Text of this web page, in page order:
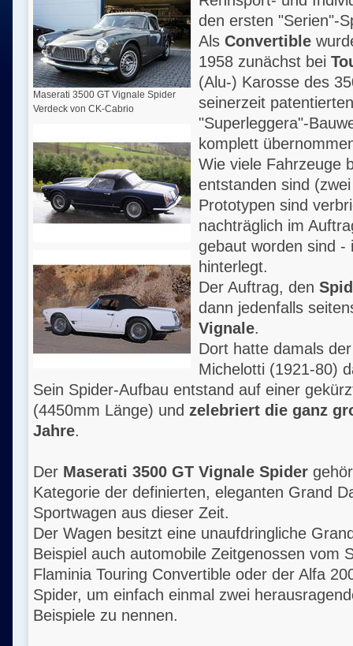
Maserati 3500 GT Vignale Spider
Verdeck von CK-Cabrio
den ersten "Serien"-
Als Convertible
1958 zunächst bei
(Alu-) Karosse des
seinerzeit
"Superleggera"-
komplett
Wie viele Fahrzeuge
entstanden sind
Prototypen sind
nachträglich im
gebaut worden sind -
hinterlegt.
Der Auftrag, den
dann jedenfalls
Vignale.
Dort hatte damals
Michelotti (1921-80)
Sein Spider-Aufbau entstand auf einer
(4450mm Länge) und zelebriert die ganz
Jahre.
Der Maserati 3500 GT Vignale Spider
Kategorie der definierten, eleganten Grand
Sportwagen aus dieser Zeit.
Der Wagen besitzt eine unaufdringliche
Beispiel auch automobile Zeitgenossen vom
Flaminia Touring Convertible oder der Alfa
Spider, um einfach einmal zwei
Beispiele zu nennen.